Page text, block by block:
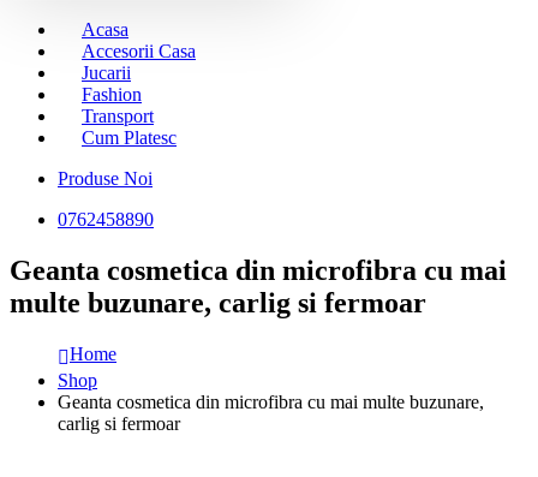
Acasa
Accesorii Casa
Jucarii
Fashion
Transport
Cum Platesc
Produse Noi
0762458890
Geanta cosmetica din microfibra cu mai
multe buzunare, carlig si fermoar
Home
Shop
Geanta cosmetica din microfibra cu mai multe buzunare,
carlig si fermoar